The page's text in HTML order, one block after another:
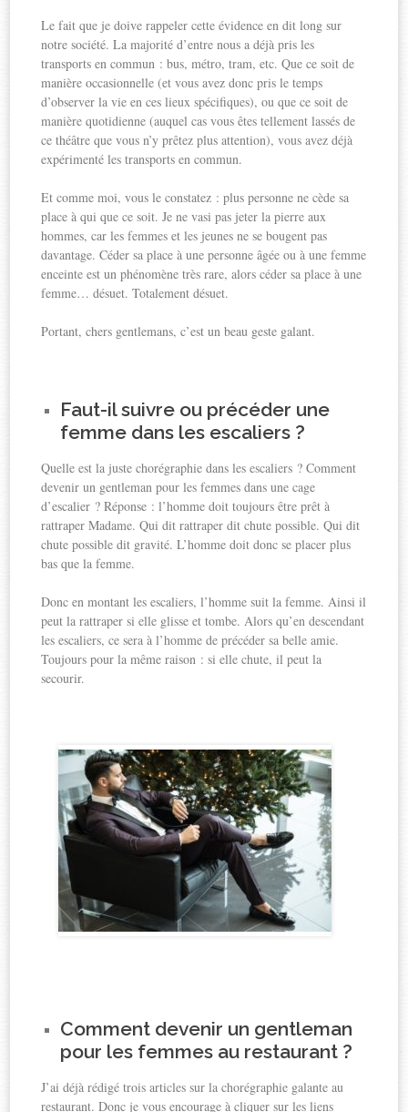
Le fait que je doive rappeler cette évidence en dit long sur
notre société. La majorité d’entre nous a déjà pris les
transports en commun : bus, métro, tram, etc. Que ce soit de
manière occasionnelle (et vous avez donc pris le temps
d’observer la vie en ces lieux spécifiques), ou que ce soit de
manière quotidienne (auquel cas vous êtes tellement lassés de
ce théâtre que vous n’y prêtez plus attention), vous avez déjà
expérimenté les transports en commun.
Et comme moi, vous le constatez : plus personne ne cède sa
place à qui que ce soit. Je ne vasi pas jeter la pierre aux
hommes, car les femmes et les jeunes ne se bougent pas
davantage. Céder sa place à une personne âgée ou à une femme
enceinte est un phénomène très rare, alors céder sa place à une
femme… désuet. Totalement désuet.
Portant, chers gentlemans, c’est un beau geste galant.
Faut-il suivre ou précéder une
femme dans les escaliers ?
Quelle est la juste chorégraphie dans les escaliers ? Comment
devenir un gentleman pour les femmes dans une cage
d’escalier ? Réponse : l’homme doit toujours être prêt à
rattraper Madame. Qui dit rattraper dit chute possible. Qui dit
chute possible dit gravité. L’homme doit donc se placer plus
bas que la femme.
Donc en montant les escaliers, l’homme suit la femme. Ainsi il
peut la rattraper si elle glisse et tombe. Alors qu’en descendant
les escaliers, ce sera à l’homme de précéder sa belle amie.
Toujours pour la même raison : si elle chute, il peut la
secourir.
Comment devenir un gentleman
pour les femmes au restaurant ?
J’ai déjà rédigé trois articles sur la chorégraphie galante au
restaurant. Donc je vous encourage à cliquer sur les liens